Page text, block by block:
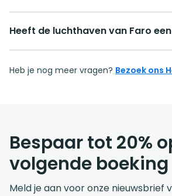
Heeft de luchthaven van Faro
Heb je nog meer vragen? Bezoek ons
Bespaar tot 20%
volgende boeking
Meld je aan voor onze nieuwsbrief